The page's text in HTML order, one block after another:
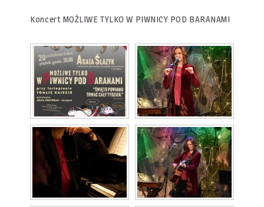
Koncert MOŻLIWE TYLKO W PIWNICY POD BARANAMI